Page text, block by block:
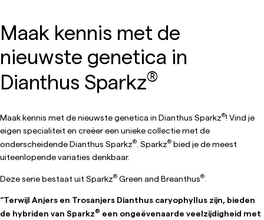
Maak kennis met de
nieuwste genetica in
Dianthus Sparkz®
Maak kennis met de nieuwste genetica in Dianthus Sparkz®! Vind je
eigen specialiteit en creëer een unieke collectie met de
onderscheidende Dianthus Sparkz® . Sparkz® bied je de meest
uiteenlopende variaties denkbaar.
Deze serie bestaat uit Sparkz® Green and Breanthus®
“Terwijl Anjers en Trosanjers Dianthus caryophyllus zijn, bieden
de hybriden van Sparkz® een ongeëvenaarde veelzijdigheid met